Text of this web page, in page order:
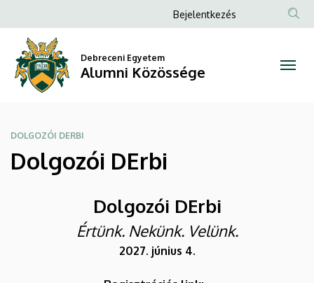
DErbi
Alumni
Közössége
a
tartalomra
Anonim
menüje
Bejelentkezés
Debreceni Egyetem
Alumni Közössége
DOLGOZÓI DERBI
Dolgozói DErbi
Dolgozói DErbi
Értünk. Nekünk. Velünk.
2027. június 4.